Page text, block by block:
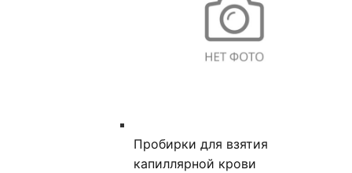
Пробирки для взятия
капиллярной крови